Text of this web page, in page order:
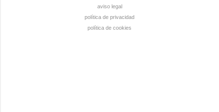
aviso legal
política de privacidad
política de cookies